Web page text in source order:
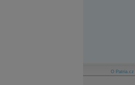
O Patria.cz